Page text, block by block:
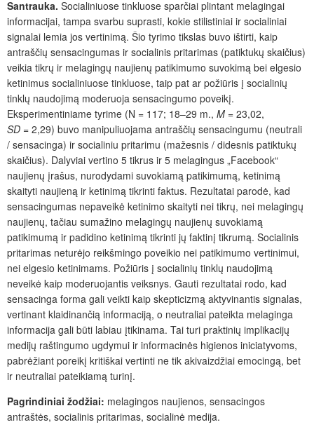
Santrauka. Socialiniuose tinkluose sparčiai plintant melagingai
informacijai, tampa svarbu suprasti, kokie stilistiniai ir socialiniai
signalai lemia jos vertinimą. Šio tyrimo tikslas buvo ištirti, kaip
antraščių sensacingumas ir socialinis pritarimas (patiktukų skaičius)
veikia tikrų ir melagingų naujienų patikimumo suvokimą bei elgesio
ketinimus socialiniuose tinkluose, taip pat ar požiūris į socialinių
tinklų naudojimą moderuoja sensacingumo poveikį.
Eksperimentiniame tyrime (N = 117; 18–29 m., M = 23,02,
SD = 2,29) buvo manipuliuojama antraščių sensacingumu (neutrali
/ sensacinga) ir socialiniu pritarimu (mažesnis / didesnis patiktukų
skaičius). Dalyviai vertino 5 tikrus ir 5 melagingus „Facebook“
naujienų įrašus, nurodydami suvokiamą patikimumą, ketinimą
skaityti naujieną ir ketinimą tikrinti faktus. Rezultatai parodė, kad
sensacingumas nepaveikė ketinimo skaityti nei tikrų, nei melagingų
naujienų, tačiau sumažino melagingų naujienų suvokiamą
patikimumą ir padidino ketinimą tikrinti jų faktinį tikrumą. Socialinis
pritarimas neturėjo reikšmingo poveikio nei patikimumo vertinimui,
nei elgesio ketinimams. Požiūris į socialinių tinklų naudojimą
neveikė kaip moderuojantis veiksnys. Gauti rezultatai rodo, kad
sensacinga forma gali veikti kaip skepticizmą aktyvinantis signalas,
vertinant klaidinančią informaciją, o neutraliai pateikta melaginga
informacija gali būti labiau įtikinama. Tai turi praktinių implikacijų
medijų raštingumo ugdymui ir informacinės higienos iniciatyvoms,
pabrėžiant poreikį kritiškai vertinti ne tik akivaizdžiai emocingą, bet
ir neutraliai pateikiamą turinį.
Pagrindiniai žodžiai: melagingos naujienos, sensacingos
antraštės, socialinis pritarimas, socialinė medija.